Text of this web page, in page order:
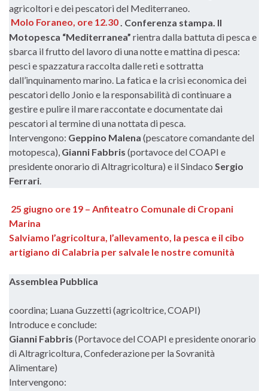
agricoltori e dei pescatori del Mediterraneo.
Molo Foraneo, ore 12.30 . Conferenza stampa. Il
Motopesca “Mediterranea” rientra dalla battuta di pesca e
sbarca il frutto del lavoro di una notte e mattina di pesca:
pesci e spazzatura raccolta dalle reti e sottratta
dall’inquinamento marino. La fatica e la crisi economica dei
pescatori dello Jonio e la responsabilità di continuare a
gestire e pulire il mare raccontate e documentate dai
pescatori al termine di una nottata di pesca.
Intervengono: Geppino Malena (pescatore comandante del
motopesca), Gianni Fabbris (portavoce del COAPI e
presidente onorario di Altragricoltura) e il Sindaco Sergio
Ferrari
25 giugno ore 19 – Anfiteatro Comunale di Cropani
Marina
Salviamo l’agricoltura, l’allevamento, la pesca e il cibo
artigiano di Calabria per salvale le nostre comunità
Assemblea Pubblica
coordina; Luana Guzzetti (agricoltrice, COAPI)
Introduce e conclude:
Gianni Fabbris (Portavoce del COAPI e presidente onorario
di Altragricoltura, Confederazione per la Sovranità
Alimentare)
Intervengono: